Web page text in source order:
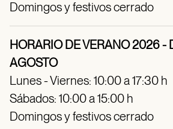
Domingos y festivos cerrado
HORARIO DE VERANO 2026 -
AGOSTO
Lunes - Viernes: 10:00 a 17:30 h
Sábados: 10:00 a 15:00 h
Domingos y festivos cerrado